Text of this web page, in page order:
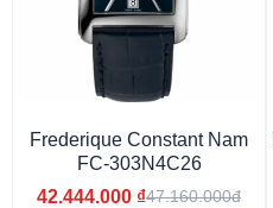
Frederique Constant Nam
FC-303N4C26
42.444.000 ₫47.160.000đ